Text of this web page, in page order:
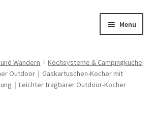
Menu
Wandern
Kochsysteme & Campingküche
Outdoor｜Gaskartuschen-Kocher mit
｜Leichter tragbarer Outdoor-Kocher